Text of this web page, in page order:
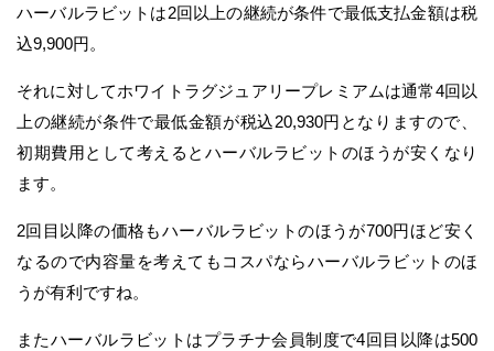
ハーバルラビットは2回以上の継続が条件で最低支払金額は税
込9,900円。
それに対してホワイトラグジュアリープレミアムは通常4回以
上の継続が条件で最低金額が税込20,930円となりますので、
初期費用として考えるとハーバルラビットのほうが安くなり
ます。
2回目以降の価格もハーバルラビットのほうが700円ほど安く
なるので内容量を考えてもコスパならハーバルラビットのほ
うが有利ですね。
またハーバルラビットはプラチナ会員制度で4回目以降は500